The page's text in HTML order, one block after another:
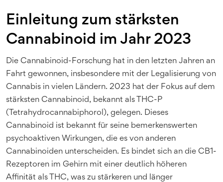
Einleitung zum stärksten
Cannabinoid im Jahr 2023
Die Cannabinoid-Forschung hat in den letzten Jahren an
Fahrt gewonnen, insbesondere mit der Legalisierung von
Cannabis in vielen Ländern. 2023 hat der Fokus auf dem
stärksten Cannabinoid, bekannt als THC-P
(Tetrahydrocannabiphorol), gelegen. Dieses
Cannabinoid ist bekannt für seine bemerkenswerten
psychoaktiven Wirkungen, die es von anderen
Cannabinoiden unterscheiden. Es bindet sich an die CB1-
Rezeptoren im Gehirn mit einer deutlich höheren
Affinität als THC, was zu stärkeren und länger